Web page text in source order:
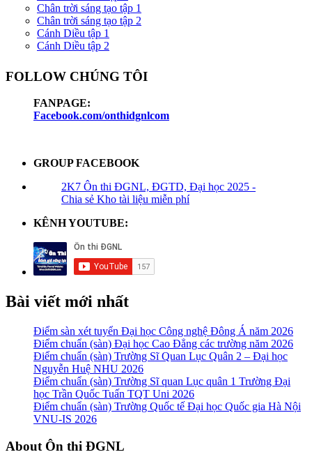
Chân trời sáng tạo tập 1
Chân trời sáng tạo tập 2
Cánh Diều tập 1
Cánh Diều tập 2
FOLLOW CHÚNG TÔI
FANPAGE:
Facebook.com/onthidgnlcom
GROUP FACEBOOK
2K7 Ôn thi ĐGNL, ĐGTD, Đại học 2025 -
Chia sẻ Kho tài liệu miễn phí
KÊNH YOUTUBE:
Bài viết mới nhất
Điểm sàn xét tuyển Đại học Công nghệ Đông Á năm 2026
Điểm chuẩn (sàn) Đại học Cao Đẳng các trường năm 2026
Điểm chuẩn (sàn) Trường Sĩ Quan Lục Quân 2 – Đại học
Nguyễn Huệ NHU 2026
Điểm chuẩn (sàn) Trường Sĩ quan Lục quân 1 Trường Đại
học Trần Quốc Tuấn TQT Uni 2026
Điểm chuẩn (sàn) Trường Quốc tế Đại học Quốc gia Hà Nội
VNU-IS 2026
Footer
About Ôn thi ĐGNL